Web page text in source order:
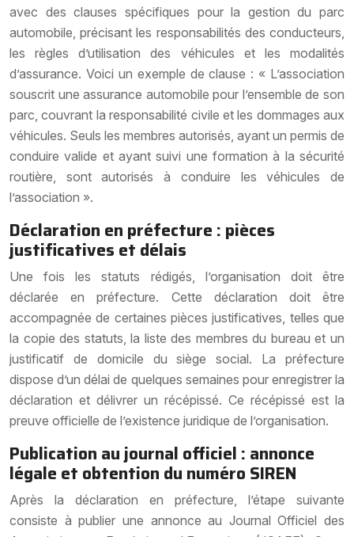
avec des clauses spécifiques pour la gestion du parc
automobile, précisant les responsabilités des conducteurs,
les règles d’utilisation des véhicules et les modalités
d’assurance. Voici un exemple de clause : « L’association
souscrit une assurance automobile pour l’ensemble de son
parc, couvrant la responsabilité civile et les dommages aux
véhicules. Seuls les membres autorisés, ayant un permis de
conduire valide et ayant suivi une formation à la sécurité
routière, sont autorisés à conduire les véhicules de
l’association ».
Déclaration en préfecture : pièces
justificatives et délais
Une fois les statuts rédigés, l’organisation doit être
déclarée en préfecture. Cette déclaration doit être
accompagnée de certaines pièces justificatives, telles que
la copie des statuts, la liste des membres du bureau et un
justificatif de domicile du siège social. La préfecture
dispose d’un délai de quelques semaines pour enregistrer la
déclaration et délivrer un récépissé. Ce récépissé est la
preuve officielle de l’existence juridique de l’organisation.
Publication au journal officiel : annonce
légale et obtention du numéro SIREN
Après la déclaration en préfecture, l’étape suivante
consiste à publier une annonce au Journal Officiel des